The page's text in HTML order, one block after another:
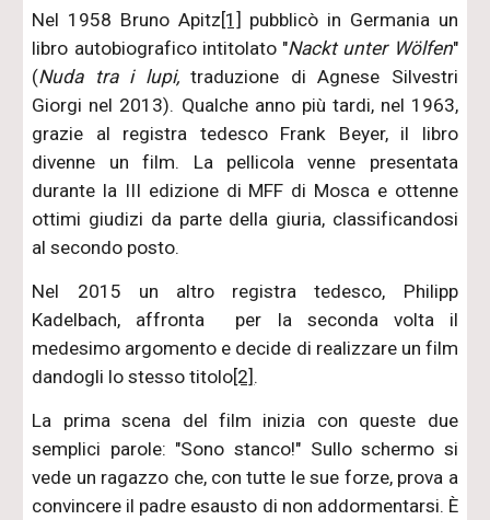
Nel 1958 Bruno Apitz[1] pubblicò in Germania un
libro autobiografico intitolato "Nackt unter Wölfen"
(Nuda tra i lupi,traduzione di Agnese Silvestri
Giorgi nel 2013). Qualche anno più tardi, nel 1963,
grazie al registra tedesco Frank Beyer, il libro
divenne un film. La pellicola venne presentata
durante la III edizione di MFF di Mosca e ottenne
ottimi giudizi da parte della giuria, classificandosi
al secondo posto.
Nel 2015 un altro registra tedesco, Philipp
Kadelbach, affronta per la seconda volta il
medesimo argomento e decide di realizzare un film
dandogli lo stesso titolo[2] .
La prima scena del film inizia con queste due
semplici parole: "Sono stanco!" Sullo schermo si
vede un ragazzo che, con tutte le sue forze, prova a
convincere il padre esausto di non addormentarsi. È